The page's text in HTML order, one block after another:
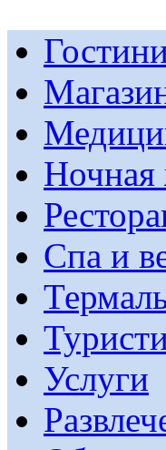
Ночная
Спа и
Услуги